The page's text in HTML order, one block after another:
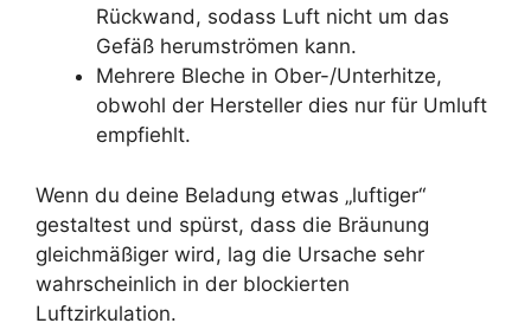
Rückwand, sodass Luft nicht um das
Gefäß herumströmen kann.
Mehrere Bleche in Ober-/Unterhitze,
obwohl der Hersteller dies nur für Umluft
empfiehlt.
Wenn du deine Beladung etwas „luftiger“
gestaltest und spürst, dass die Bräunung
gleichmäßiger wird, lag die Ursache sehr
wahrscheinlich in der blockierten
Luftzirkulation.